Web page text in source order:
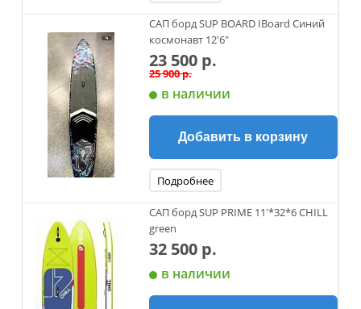
САП борд SUP BOARD IBoard Синий
космонавт 12'6"
23 500 р.
25 900 р.
в наличии
Добавить в корзину
Подробнее
САП борд SUP PRIME 11'*32*6 CHILL
green
32 500 р.
в наличии